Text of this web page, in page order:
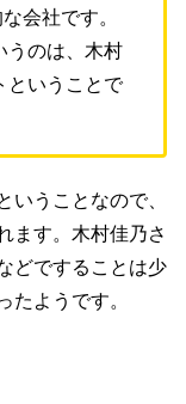
会社です。
うのは、木村
ということで
いうことなので、
ます。木村佳乃さ
どですることは少
たようです。